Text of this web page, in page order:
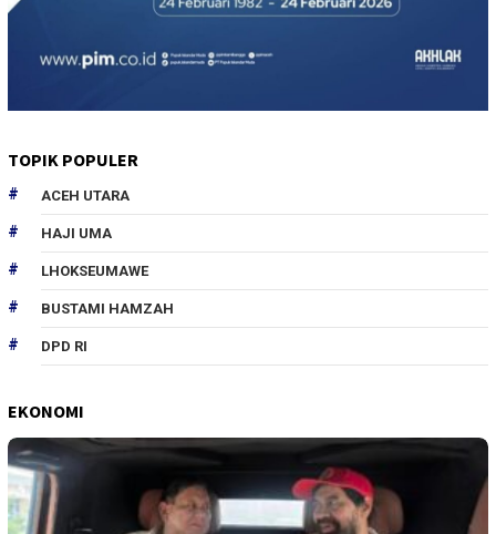
TOPIK POPULER
ACEH UTARA
HAJI UMA
LHOKSEUMAWE
BUSTAMI HAMZAH
DPD RI
EKONOMI